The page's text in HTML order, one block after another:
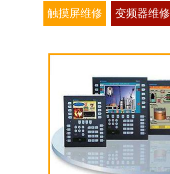
触摸屏维修 变频器维修